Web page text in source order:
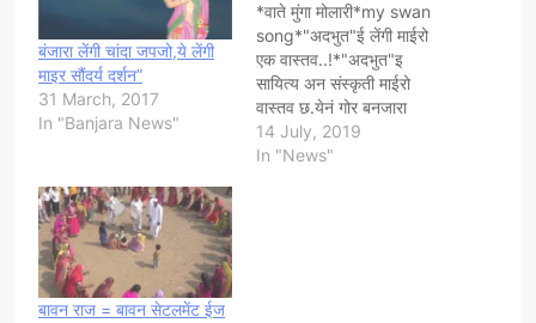
बंजारा लेंगी चांदा जपजो,ये लेंगी
माइर सौंदर्य दर्शन”
31 March, 2017
In "Banjara News"
*वाते मुंगा मोलारी*my swan
song*"अदभुत"ई लेंगी माईरो
एक वास्तव..!*"अदभुत"इ
सायित्य अन संस्कृती माईरो
वास्तव छ.येनं गोर बनजारा
संस्कृती अन सायित्य भी अपवाद
छेनी.ताना छच्यापर कनायी कनायी
14 July, 2019
In "News"
बावन राज = बावन सेटलमेंट ईज